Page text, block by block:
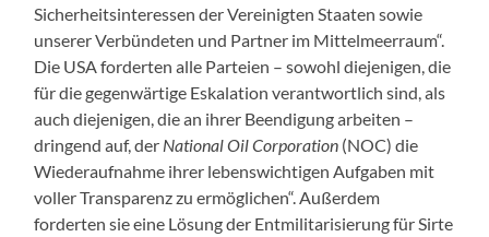
Sicherheitsinteressen der Vereinigten Staaten sowie
unserer Verbündeten und Partner im Mittelmeerraum“.
Die USA forderten alle Parteien – sowohl diejenigen, die
für die gegenwärtige Eskalation verantwortlich sind, als
auch diejenigen, die an ihrer Beendigung arbeiten –
dringend auf, der National Oil Corporation (NOC) die
Wiederaufnahme ihrer lebenswichtigen Aufgaben mit
voller Transparenz zu ermöglichen“. Außerdem
forderten sie eine Lösung der Entmilitarisierung für Sirte